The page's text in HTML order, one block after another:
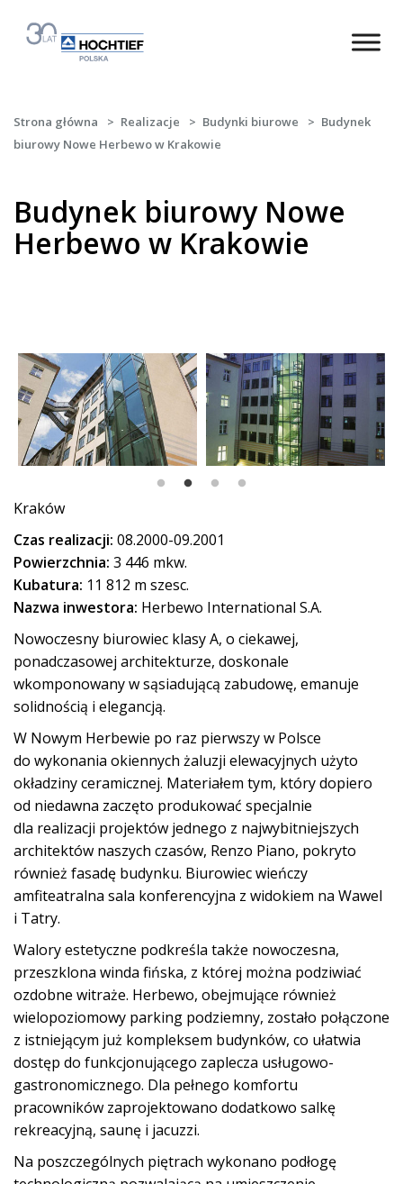
Strona główna > Realizacje > Budynki biurowe > Budynek
biurowy Nowe Herbewo w Krakowie
Budynek biurowy Nowe
Herbewo w Krakowie
Kraków
Czas realizacji: 08.2000-09.2001
Powierzchnia: 3 446 mkw.
Kubatura: 11 812 m szesc.
Nazwa inwestora: Herbewo International S.A.
Nowoczesny biurowiec klasy A, o ciekawej,
ponadczasowej architekturze, doskonale
wkomponowany w sąsiadującą zabudowę, emanuje
solidnością i elegancją.
W Nowym Herbewie po raz pierwszy w Polsce
do wykonania okiennych żaluzji elewacyjnych użyto
okładziny ceramicznej. Materiałem tym, który dopiero
od niedawna zaczęto produkować specjalnie
dla realizacji projektów jednego z najwybitniejszych
architektów naszych czasów, Renzo Piano, pokryto
również fasadę budynku. Biurowiec wieńczy
amfiteatralna sala konferencyjna z widokiem na Wawel
i Tatry.
Walory estetyczne podkreśla także nowoczesna,
przeszklona winda fińska, z której można podziwiać
ozdobne witraże. Herbewo, obejmujące również
wielopoziomowy parking podziemny, zostało połączone
z istniejącym już kompleksem budynków, co ułatwia
dostęp do funkcjonującego zaplecza usługowo-
gastronomicznego. Dla pełnego komfortu
pracowników zaprojektowano dodatkowo salkę
rekreacyjną, saunę i jacuzzi.
Na poszczególnych piętrach wykonano podłogę